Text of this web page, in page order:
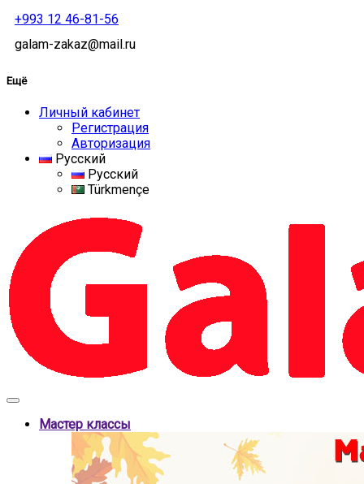
+993 12 46-81-56
galam-zakaz@mail.ru
Ещё
Личный кабинет
Регистрация
Авторизация
Русский
Русский
Türkmençe
Мастер классы